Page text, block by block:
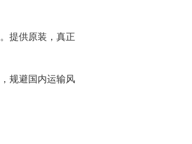
提供原装，真正
规避国内运输风